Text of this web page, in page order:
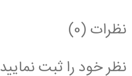
نظرات (0)
نظر خود را ثبت نمایید